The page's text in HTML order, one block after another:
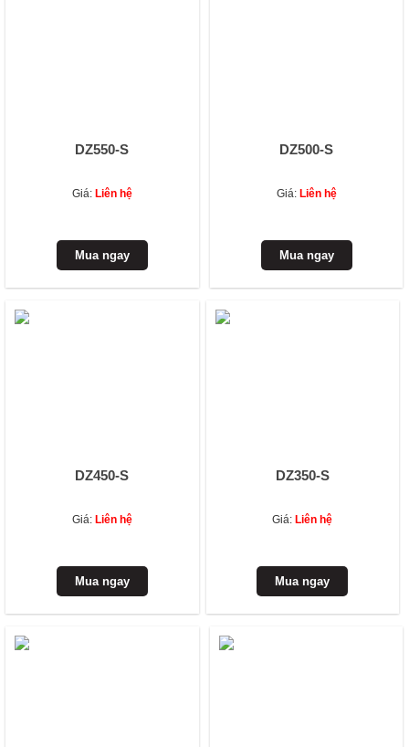
DZ550-S
Giá: Liên hệ
DZ500-S
Giá: Liên hệ
DZ450-S
Giá: Liên hệ
DZ350-S
Giá: Liên hệ